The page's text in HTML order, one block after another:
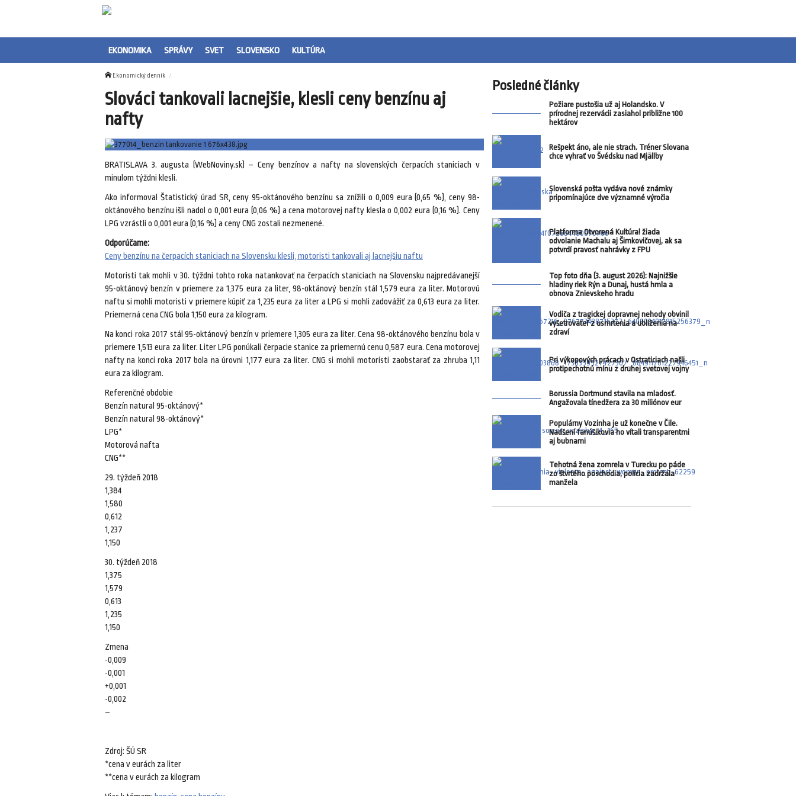
EKONOMIKA SPRÁVY SVET SLOVENSKO KULTÚRA
Ekonomický denník
Slováci tankovali lacnejšie, klesli ceny benzínu aj
nafty
BRATISLAVA 3. augusta (WebNoviny.sk) – Ceny benzínov a nafty na slovenských čerpacích staniciach v
minulom týždni klesli.
Ako informoval Štatistický úrad SR, ceny 95-oktánového benzínu sa znížili o 0,009 eura (0,65 %), ceny 98-
oktánového benzínu išli nadol o 0,001 eura (0,06 %) a cena motorovej nafty klesla o 0,002 eura (0,16 %). Ceny
LPG vzrástli o 0,001 eura (0,16 %) a ceny CNG zostali nezmenené.
Odporúčame:
Ceny benzínu na čerpacích staniciach na Slovensku klesli, motoristi tankovali aj lacnejšiu naftu
Motoristi tak mohli v 30. týždni tohto roka natankovať na čerpacích staniciach na Slovensku najpredávanejší
95-oktánový benzín v priemere za 1,375 eura za liter, 98-oktánový benzín stál 1,579 eura za liter. Motorovú
naftu si mohli motoristi v priemere kúpiť za 1,235 eura za liter a LPG si mohli zadovážiť za 0,613 eura za liter.
Priemerná cena CNG bola 1,150 eura za kilogram.
Na konci roka 2017 stál 95-oktánový benzín v priemere 1,305 eura za liter. Cena 98-oktánového benzínu bola v
priemere 1,513 eura za liter. Liter LPG ponúkali čerpacie stanice za priemernú cenu 0,587 eura. Cena motorovej
nafty na konci roka 2017 bola na úrovni 1,177 eura za liter. CNG si mohli motoristi zaobstarať za zhruba 1,11
eura za kilogram.
Referenčné obdobie
Benzín natural 95-oktánový*
Benzín natural 98-oktánový*
LPG*
Motorová nafta
CNG**
29. týždeň 2018
1,384
1,580
0,612
1,237
1,150
30. týždeň 2018
1,375
1,579
0,613
1,235
1,150
Zmena
-0,009
-0,001
+0,001
-0,002
–
Zdroj: ŠÚ SR
*cena v eurách za liter
**cena v eurách za kilogram
Posledné články
Požiare pustošia už aj Holandsko. V
prírodnej rezervácii zasiahol približne 100
hektárov
Rešpekt áno, ale nie strach. Tréner Slovana
chce vyhrať vo Švédsku nad Mjällby
Slovenská pošta vydáva nové známky
pripomínajúce dve významné výročia
Platforma Otvorená Kultúra! žiada
odvolanie Machalu aj Šimkovičovej, ak sa
potvrdí pravosť nahrávky z FPU
Top foto dňa (3. august 2026): Najnižšie
hladiny riek Rýn a Dunaj, hustá hmla a
obnova Znievskeho hradu
Vodiča z tragickej dopravnej nehody obvinil
vyšetrovateľ z usmrtenia a ublíženia na
zdraví
Pri výkopových prácach v Ostraticiach našli
protipechotnú mínu z druhej svetovej vojny
Borussia Dortmund stavila na mladosť.
Angažovala tínedžera za 30 miliónov eur
Populárny Vozinha je už konečne v Čile.
Nadšení fanúšikovia ho vítali transparentmi
aj bubnami
Tehotná žena zomrela v Turecku po páde
zo štvrtého poschodia, polícia zadržala
manžela